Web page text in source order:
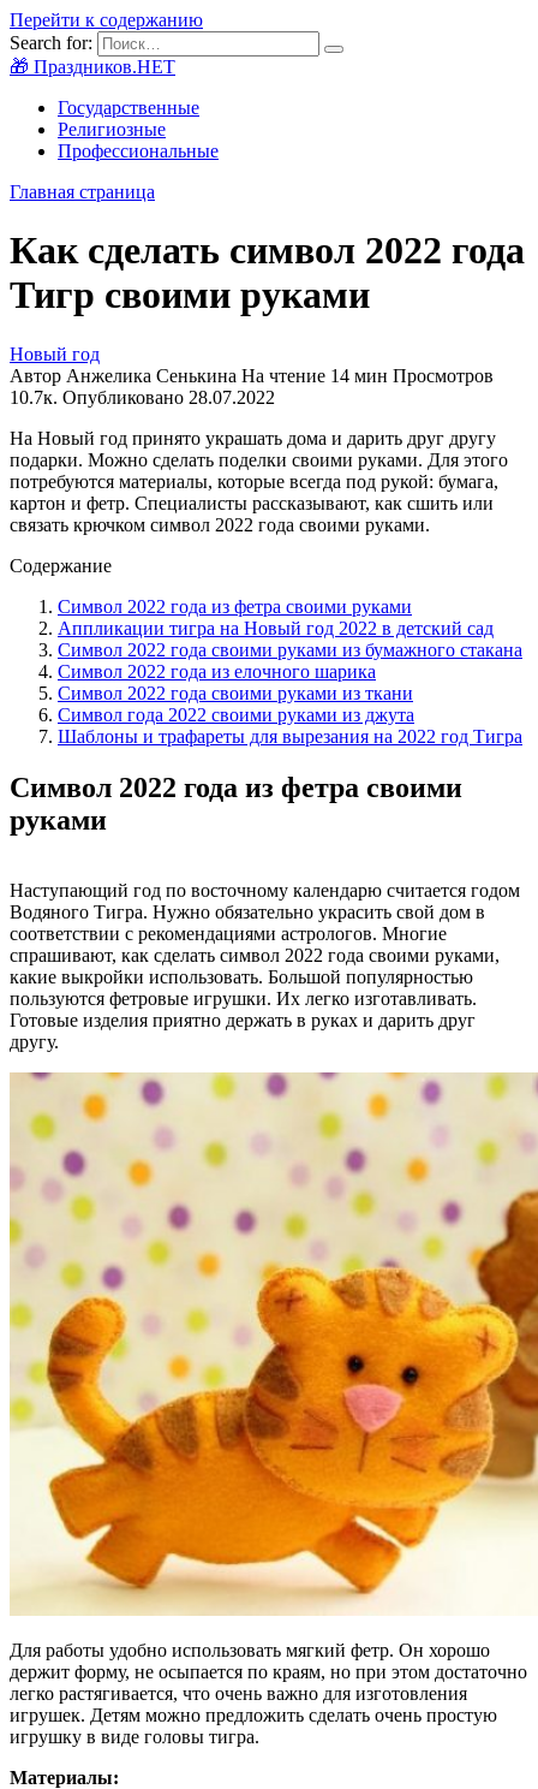
Перейти к содержанию
Search for:
🎁 Праздников.НЕТ
Государственные
Религиозные
Профессиональные
Главная страница
Как сделать символ 2022 года
Тигр своими руками
Новый год
Автор Анжелика Сенькина На чтение 14 мин Просмотров
10.7к. Опубликовано 28.07.2022
На Новый год принято украшать дома и дарить друг другу
подарки. Можно сделать поделки своими руками. Для этого
потребуются материалы, которые всегда под рукой: бумага,
картон и фетр. Специалисты рассказывают, как сшить или
связать крючком символ 2022 года своими руками.
Содержание
Символ 2022 года из фетра своими руками
Аппликации тигра на Новый год 2022 в детский сад
Символ 2022 года своими руками из бумажного стакана
Символ 2022 года из елочного шарика
Символ 2022 года своими руками из ткани
Символ года 2022 своими руками из джута
Шаблоны и трафареты для вырезания на 2022 год Тигра
Символ 2022 года из фетра своими
руками
Наступающий год по восточному календарю считается годом
Водяного Тигра. Нужно обязательно украсить свой дом в
соответствии с рекомендациями астрологов. Многие
спрашивают, как сделать символ 2022 года своими руками,
какие выкройки использовать. Большой популярностью
пользуются фетровые игрушки. Их легко изготавливать.
Готовые изделия приятно держать в руках и дарить друг
другу.
Для работы удобно использовать мягкий фетр. Он хорошо
держит форму, не осыпается по краям, но при этом достаточно
легко растягивается, что очень важно для изготовления
игрушек. Детям можно предложить сделать очень простую
игрушку в виде головы тигра.
Материалы: